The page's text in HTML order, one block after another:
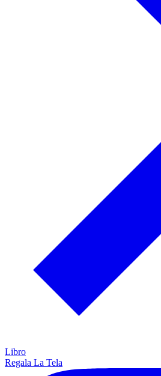
Libro
Regala La Tela